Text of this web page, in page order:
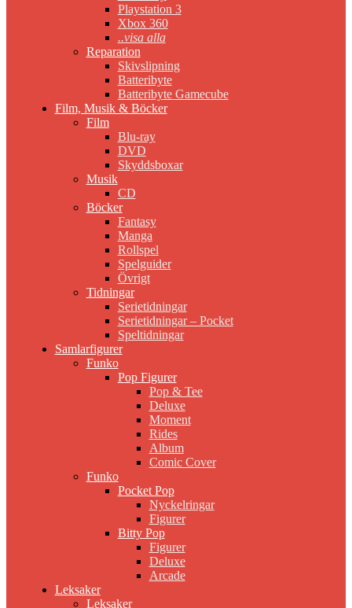
Playstation 3
Xbox 360
..visa alla
Reparation
Skivslipning
Batteribyte
Batteribyte Gamecube
Film, Musik & Böcker
Film
Blu-ray
DVD
Skyddsboxar
Musik
CD
Böcker
Fantasy
Manga
Rollspel
Spelguider
Övrigt
Tidningar
Serietidningar
Serietidningar – Pocket
Speltidningar
Samlarfigurer
Funko
Pop Figurer
Pop & Tee
Deluxe
Moment
Rides
Album
Comic Cover
Funko
Pocket Pop
Nyckelringar
Figurer
Bitty Pop
Figurer
Deluxe
Arcade
Leksaker
Leksaker